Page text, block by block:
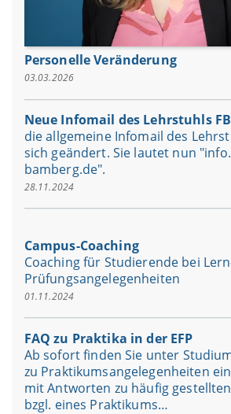
Personelle Veränderung
03.03.2026
Neue Infomail des Lehrstuhls
die allgemeine Infomail des
sich geändert. Sie lautet nun
bamberg.de".
28.11.2024
Campus-Coaching
Coaching für Studierende bei
Prüfungsangelegenheiten
01.11.2024
FAQ zu Praktika in der EFP
Ab sofort finden Sie unter
zu Praktikumsangelegenheiten
mit Antworten zu häufig
bzgl. eines Praktikums…